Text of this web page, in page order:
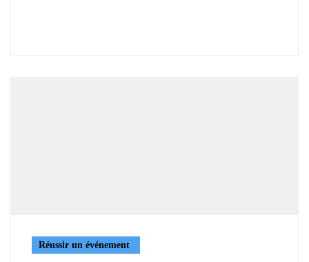
Réussir un événement